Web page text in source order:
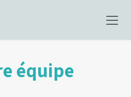
équipe​